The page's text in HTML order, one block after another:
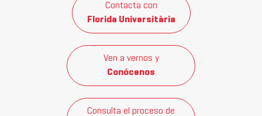
Contacta con
Florida Universitària
Ven a vernos y
Conócenos
Consulta el proceso de